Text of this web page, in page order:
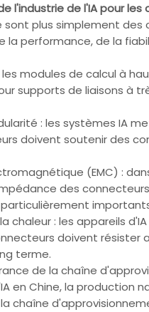
l'industrie de l'IA pour les
sont plus simplement
la performance, de la
modules de calcul à
supports de liaisons à
: les systèmes IA
doivent soutenir des
(EMC) :
des
chaleur : les appareils
doivent résister
terme.
de la chaîne
en Chine, la production
chaîne